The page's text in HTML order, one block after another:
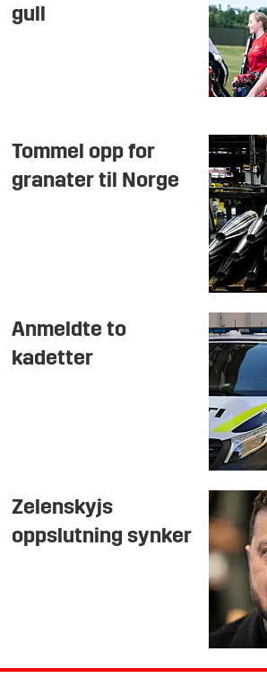
gull
Tommel opp for
granater til Norge
Anmeldte to
kadetter
Zelenskyjs
oppslutning synker